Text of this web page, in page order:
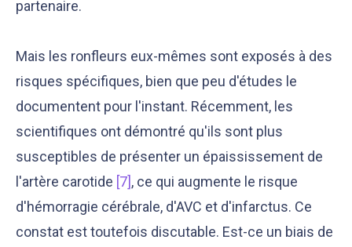
partenaire.
Mais les ronfleurs eux-mêmes sont exposés à des
risques spécifiques, bien que peu d'études le
documentent pour l'instant. Récemment, les
scientifiques ont démontré qu'ils sont plus
susceptibles de présenter un épaississement de
l'artère carotide [7], ce qui augmente le risque
d'hémorragie cérébrale, d'AVC et d'infarctus. Ce
constat est toutefois discutable. Est-ce un biais de